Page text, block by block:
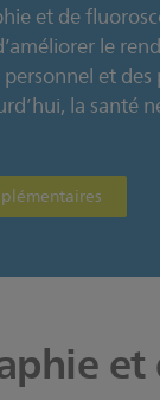
et de
le
et
la